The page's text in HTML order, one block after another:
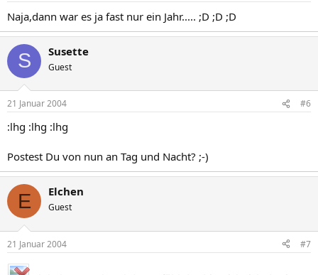
Naja,dann war es ja fast nur ein Jahr..... ;D ;D ;D
S Susette
Guest
21 Januar 2004 #6
:lhg :lhg :lhg
Postest Du von nun an Tag und Nacht? ;-)
E Elchen
Guest
21 Januar 2004 #7